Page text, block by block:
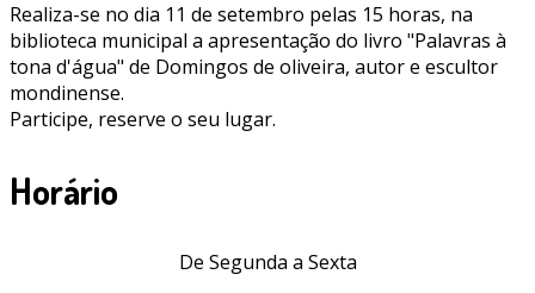
Realiza-se no dia 11 de setembro pelas 15 horas, na
biblioteca municipal a apresentação do livro "Palavras à
tona d'água" de Domingos de oliveira, autor e escultor
mondinense.
Participe, reserve o seu lugar.
Horário
De Segunda a Sexta